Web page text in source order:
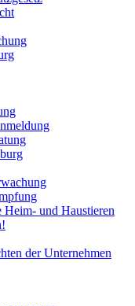
Heim- und Haustieren
der Unternehmen